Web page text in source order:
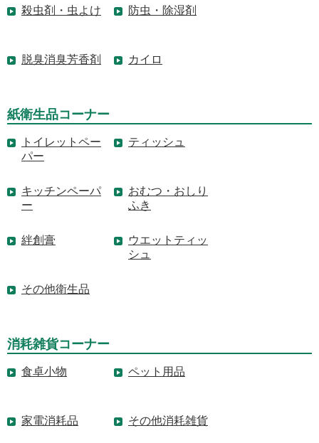
殺虫剤・虫よけ 防虫・除湿剤
脱臭消臭芳香剤 カイロ
紙衛生品コーナー
トイレットペー
パー
ティッシュ
キッチンペーパ
ー
おむつ・おしり
ふき
絆創膏
ウエットティッ
シュ
その他衛生品
消耗雑貨コーナー
食卓小物 ペット用品
家電消耗品 その他消耗雑貨